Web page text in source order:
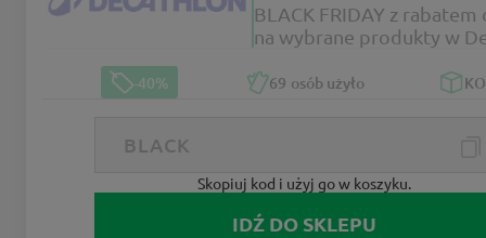
BLACK FRIDAY z rabatem
na wybrane produkty w
-40% 69 osób użyło
Skopiuj kod i użyj go w koszyku.
IDŹ DO SKLEPU